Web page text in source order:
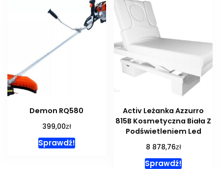
Demon RQ580
399,00zł
Sprawdź!
Activ Leżanka Azzurro
815B Kosmetyczna Biała Z
Podświetleniem Led
8 878,76zł
Sprawdź!